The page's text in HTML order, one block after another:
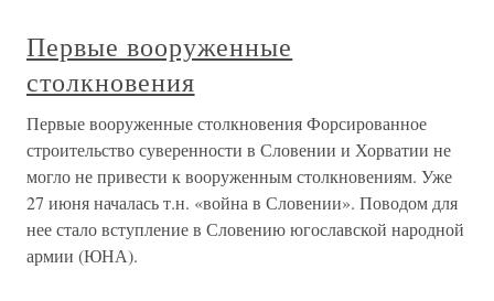
Первые вооруженные
столкновения
Первые вооруженные столкновения Форсированное
строительство суверенности в Словении и Хорватии не
могло не привести к вооруженным столкновениям. Уже
27 июня началась т.н. «война в Словении». Поводом для
нее стало вступление в Словению югославской народной
армии (ЮНА).